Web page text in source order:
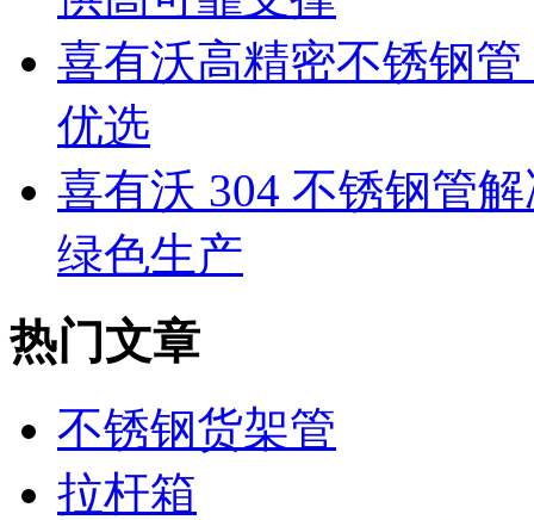
喜有沃高精密不锈钢
优选
喜有沃 304 不锈钢管
绿色生产
热门文章
不锈钢货架管
拉杆箱